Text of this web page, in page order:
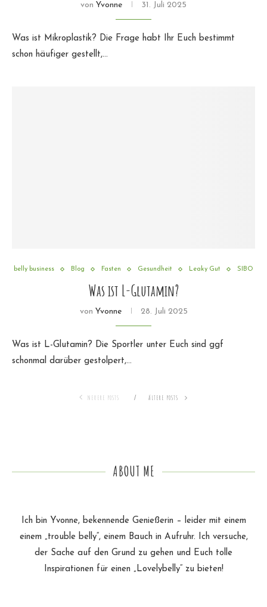
von Yvonne 31. Juli 2025
Was ist Mikroplastik? Die Frage habt Ihr Euch bestimmt
schon häufiger gestellt,…
belly business Blog Fasten Gesundheit Leaky Gut SIBO
Was ist L-Glutamin?
von Yvonne 28. Juli 2025
Was ist L-Glutamin? Die Sportler unter Euch sind ggf
schonmal darüber gestolpert,…
NEUERE POSTS ÄLTERE POSTS
ABOUT ME
Ich bin Yvonne, bekennende Genießerin – leider mit einem
einem „trouble belly“, einem Bauch in Aufruhr. Ich versuche,
der Sache auf den Grund zu gehen und Euch tolle
Inspirationen für einen „Lovelybelly“ zu bieten!